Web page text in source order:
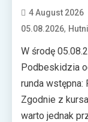
4 August 2026
05.08.2026,
W środę
Podbeskidzia
runda wstępna:
Zgodnie z
warto jednak